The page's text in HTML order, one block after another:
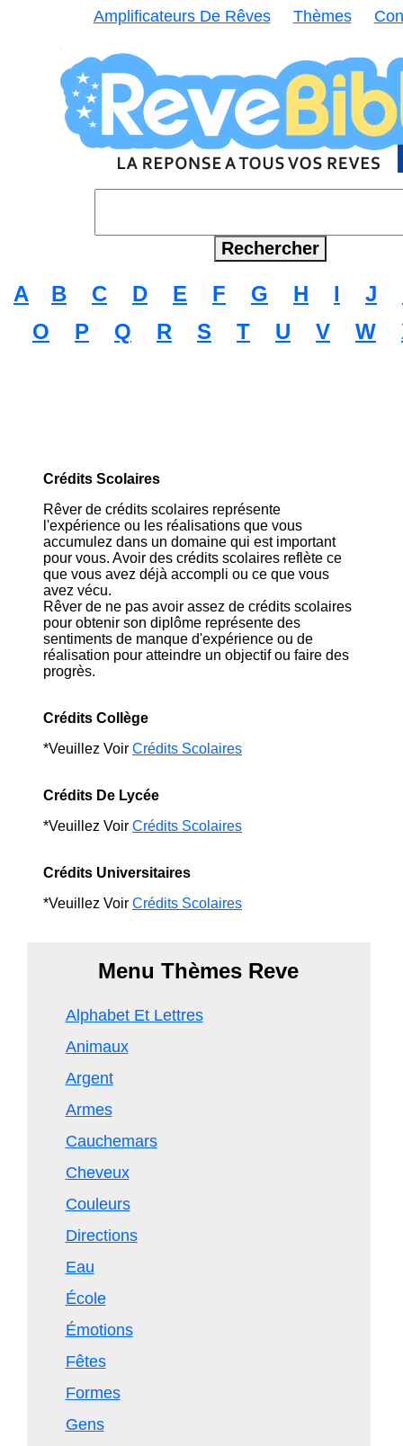
Amplificateurs De Rêves Thèmes
A B C D E F G H I J
O
P Q R S T U V W
Crédits Scolaires
Rêver de crédits scolaires représente
l'expérience ou les réalisations que vous
accumulez dans un domaine qui est important
pour vous. Avoir des crédits scolaires reflète ce
que vous avez déjà accompli ou ce que vous
avez vécu.
Rêver de ne pas avoir assez de crédits scolaires
pour obtenir son diplôme représente des
sentiments de manque d'expérience ou de
réalisation pour atteindre un objectif ou faire des
progrès.
Crédits Collège
*Veuillez Voir Crédits Scolaires
Crédits De Lycée
*Veuillez Voir Crédits Scolaires
Crédits Universitaires
*Veuillez Voir Crédits Scolaires
Menu Thèmes Reve
Alphabet Et Lettres
Animaux
Argent
Armes
Cauchemars
Cheveux
Couleurs
Directions
Eau
École
Émotions
Fêtes
Formes
Gens